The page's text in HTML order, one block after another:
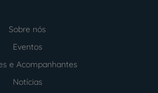
Sobre nós
Eventos
e Acompanhantes
Notícias